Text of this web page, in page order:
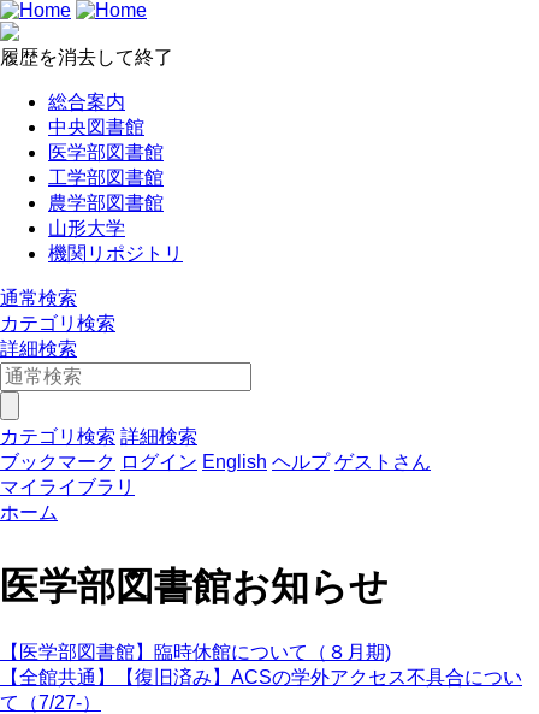
履歴を消去して終了
総合案内
中央図書館
医学部図書館
工学部図書館
農学部図書館
山形大学
機関リポジトリ
通常検索
カテゴリ検索
詳細検索
カテゴリ検索 詳細検索
ブックマーク ログイン English ヘルプ ゲストさん
マイライブラリ
ホーム
医学部図書館お知らせ
【医学部図書館】臨時休館について（８月期)
【全館共通】【復旧済み】ACSの学外アクセス不具合につい
て（7/27-）